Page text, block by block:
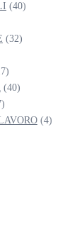
(40)
(32)
(40)
(4)